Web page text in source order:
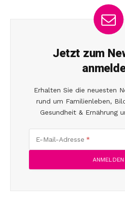
Jetzt zum
Erhalten Sie die neuesten
rund um Familienleben,
Gesundheit & Ernährung
E-Mail-Adresse